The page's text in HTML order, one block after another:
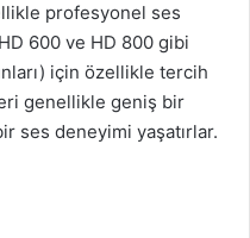
profesyonel ses
600 ve HD 800 gibi
için özellikle tercih
genellikle geniş bir
ses deneyimi yaşatırlar.